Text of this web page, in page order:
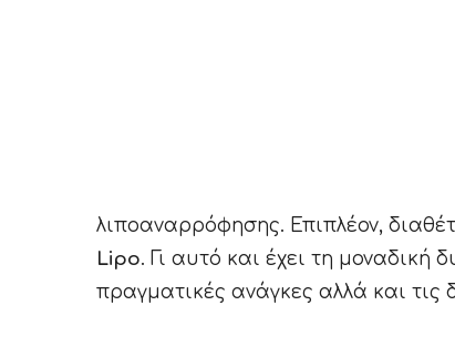
λιποαναρρόφησης. Επιπλέον,
Lipo. Γι αυτό και έχει τη
πραγματικές ανάγκες αλλά και τις